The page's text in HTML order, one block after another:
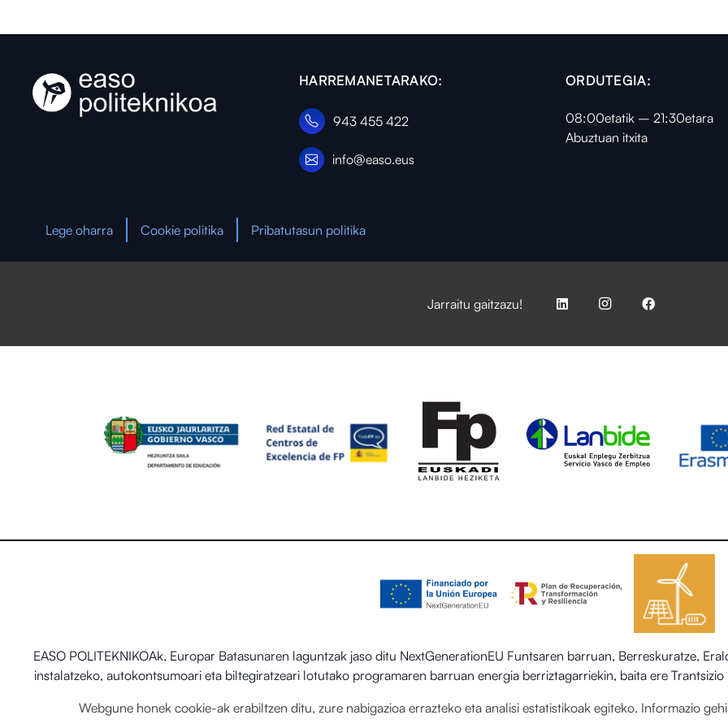
HARREMANETARAKO:
943 455 422
info@easo.eus
ORDUTEGIA:
08:00etatik – 21:30etara
Abuztuan itxita
Lege oharra Cookie politika Pribatutasun politika
Jarraitu gaitzazu!
EASO POLITEKNIKOAk, Europar Batasunaren laguntzak jaso ditu NextGenerationEU Funtsaren barruan, Berreskuratze,
instalatzeko, autokontsumoari eta biltegiratzeari lotutako programaren barruan energia berriztagarriekin, baita ere
Webgune honek cookie-ak erabiltzen ditu, zure nabigazioa errazteko eta analisi estatistikoak egiteko. Informazio